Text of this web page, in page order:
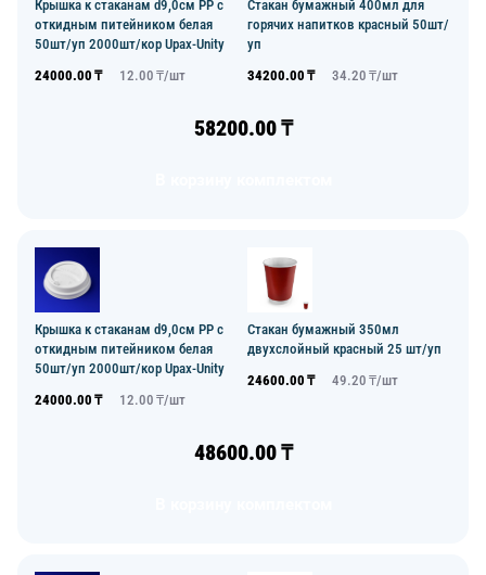
Крышка к стаканам d9,0см PP с
откидным питейником белая
50шт/уп 2000шт/кор Upax-Unity
24000.00 ₸ 12.00 ₸/шт
Стакан бумажный 400мл для
горячих напитков красный 50шт/
уп
34200.00 ₸ 34.20 ₸/шт
58200.00₸
Крышка к стаканам d9,0см PP с
откидным питейником белая
50шт/уп 2000шт/кор Upax-Unity
24000.00 ₸ 12.00 ₸/шт
Стакан бумажный 350мл
двухслойный красный 25 шт/уп
24600.00 ₸ 49.20 ₸/шт
48600.00₸